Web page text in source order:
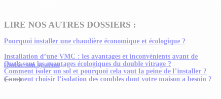
LIRE NOS AUTRES DOSSIERS :
Pourquoi installer une chaudière économique et écologique ?
Installation d’une VMC : les avantages et inconvénients avant de
choisir son système
Quels sont les avantages écologiques du double vitrage ?
Comment isoler un sol et pourquoi cela vaut la peine de l’installer ?
Comment choisir l’isolation des combles dont votre maison a besoin ?